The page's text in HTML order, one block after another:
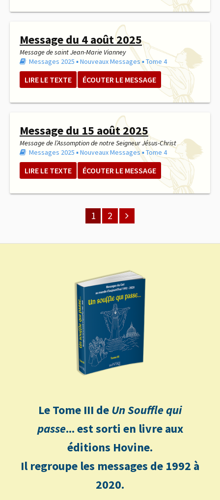
Message du 4 août 2025
Message de saint Jean-Marie Vianney
Messages 2025 ▪︎Nouveaux Messages▪︎Tome 4
LIRE LE TEXTE ÉCOUTER LE MESSAGE
Message du 15 août 2025
Message de l’Assomption de notre Seigneur Jésus-Christ
Messages 2025 ▪︎Nouveaux Messages▪︎Tome 4
LIRE LE TEXTE ÉCOUTER LE MESSAGE
1 2
Le Tome III deUn Souffle qui
passe... est sorti en livre aux
éditions Hovine.
Il regroupe les messages de 1992 à
2020.